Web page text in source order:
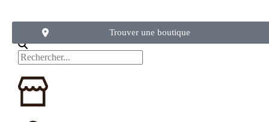
Trouver une boutique